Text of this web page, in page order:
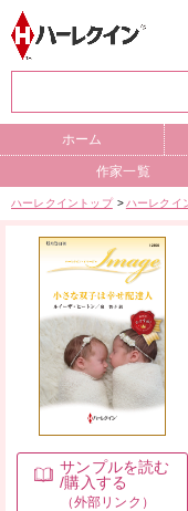
ホーム
作家一覧
ハーレクイントップ ハーレクイ
サンプルを読む
/購入する
（外部リンク）